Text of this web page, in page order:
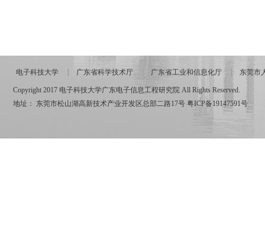
电子科技大学 广东省科学技术厅 广东省工业和信息化厅 东莞市
Copyright 2017 电子科技大学广东电子信息工程研究院 All Rights Reserved.
地址： 东莞市松山湖高新技术产业开发区总部二路17号 粤ICP备19147591号